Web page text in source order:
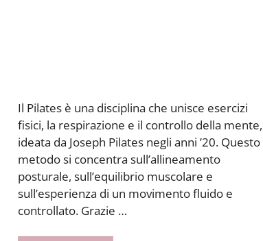
Il Pilates è una disciplina che unisce esercizi
fisici, la respirazione e il controllo della mente,
ideata da Joseph Pilates negli anni ’20. Questo
metodo si concentra sull’allineamento
posturale, sull’equilibrio muscolare e
sull’esperienza di un movimento fluido e
controllato. Grazie …